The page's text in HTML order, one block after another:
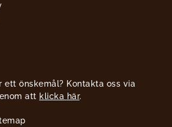
ett önskemål? Kontakta oss via
att klicka här.